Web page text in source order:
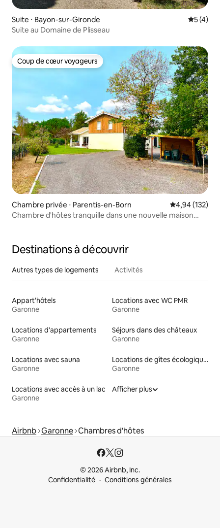
Suite ⋅ Bayon-sur-Gironde
5 (4)
Suite au Domaine de Plisseau
Coup de cœur voyageurs
Coup de cœur voyageurs
Chambre privée ⋅ Parentis-en-Born Évaluation
4,94 (132)
Chambre d'hôtes tranquille dans une nouvelle maison
Destinations à découvrir
Autres types de logements Activités
Appart'hôtels
Garonne
Locations avec WC PMR
Garonne
Locations d'appartements
Garonne
Séjours dans des châteaux
Garonne
Locations avec sauna
Garonne
Locations de gîtes écologiques
Garonne
Locations avec accès à un lac
Garonne
Afficher plus
Airbnb Garonne Chambres d'hôtes
© 2026 Airbnb, Inc.
Confidentialité
Conditions générales